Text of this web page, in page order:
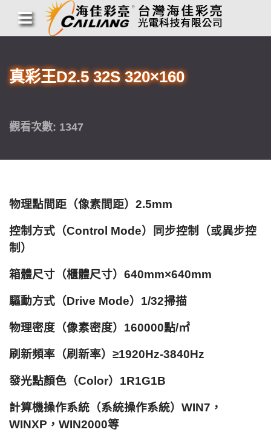
真彩王D2.5 32S 320×160
觀看次數: 1347
物理點間距（像素間距）2.5mm
控制方式（Control Mode）同步控制（或異步控
制）
箱體尺寸（櫃體尺寸）640mm×640mm
驅動方式（Drive Mode）1/32掃描
物理密度（像素密度）160000點/㎡
刷新頻率（刷新率）≥1920Hz-3840Hz
發光點顏色（Color）1R1G1B
計算機操作系統（系統操作系統）WIN7，
WINXP，WIN2000等